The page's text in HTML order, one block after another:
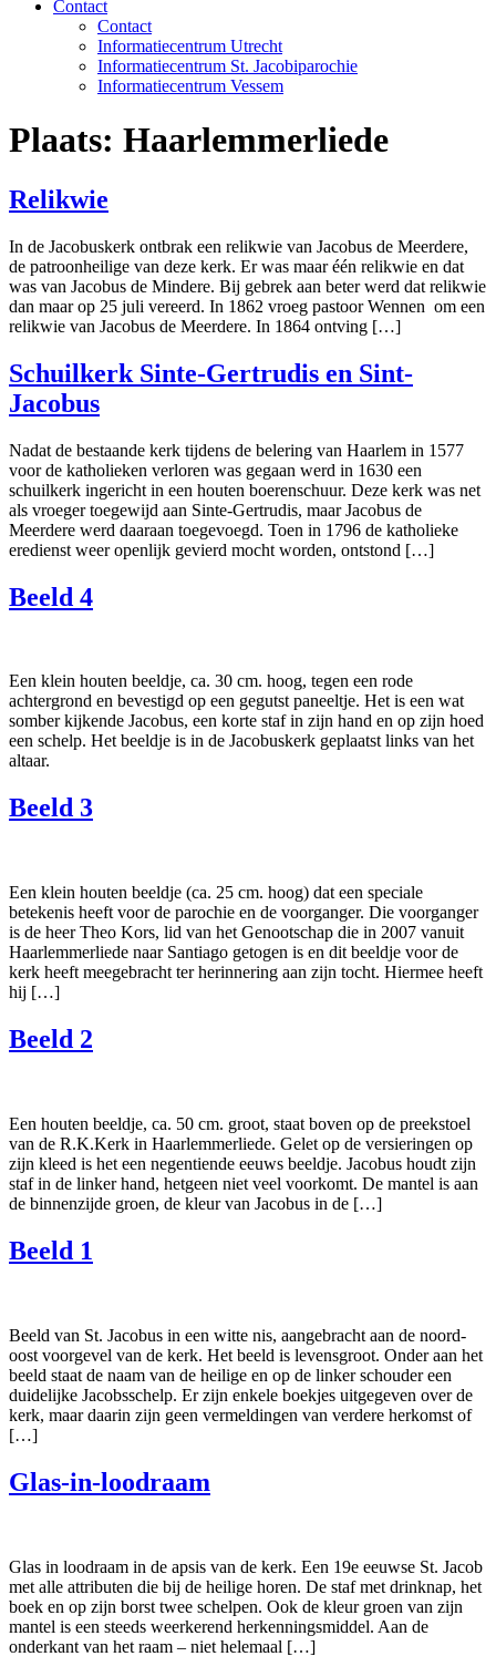
Contact
Contact
Informatiecentrum Utrecht
Informatiecentrum St. Jacobiparochie
Informatiecentrum Vessem
Plaats: Haarlemmerliede
Relikwie
In de Jacobuskerk ontbrak een relikwie van Jacobus de Meerdere,
de patroonheilige van deze kerk. Er was maar één relikwie en dat
was van Jacobus de Mindere. Bij gebrek aan beter werd dat relikwie
dan maar op 25 juli vereerd. In 1862 vroeg pastoor Wennen om een
relikwie van Jacobus de Meerdere. In 1864 ontving […]
Schuilkerk Sinte-Gertrudis en Sint-
Jacobus
Nadat de bestaande kerk tijdens de belering van Haarlem in 1577
voor de katholieken verloren was gegaan werd in 1630 een
schuilkerk ingericht in een houten boerenschuur. Deze kerk was net
als vroeger toegewijd aan Sinte-Gertrudis, maar Jacobus de
Meerdere werd daaraan toegevoegd. Toen in 1796 de katholieke
eredienst weer openlijk gevierd mocht worden, ontstond […]
Beeld 4
Een klein houten beeldje, ca. 30 cm. hoog, tegen een rode
achtergrond en bevestigd op een gegutst paneeltje. Het is een wat
somber kijkende Jacobus, een korte staf in zijn hand en op zijn hoed
een schelp. Het beeldje is in de Jacobuskerk geplaatst links van het
altaar.
Beeld 3
Een klein houten beeldje (ca. 25 cm. hoog) dat een speciale
betekenis heeft voor de parochie en de voorganger. Die voorganger
is de heer Theo Kors, lid van het Genootschap die in 2007 vanuit
Haarlemmerliede naar Santiago getogen is en dit beeldje voor de
kerk heeft meegebracht ter herinnering aan zijn tocht. Hiermee heeft
hij […]
Beeld 2
Een houten beeldje, ca. 50 cm. groot, staat boven op de preekstoel
van de R.K.Kerk in Haarlemmerliede. Gelet op de versieringen op
zijn kleed is het een negentiende eeuws beeldje. Jacobus houdt zijn
staf in de linker hand, hetgeen niet veel voorkomt. De mantel is aan
de binnenzijde groen, de kleur van Jacobus in de […]
Beeld 1
Beeld van St. Jacobus in een witte nis, aangebracht aan de noord-
oost voorgevel van de kerk. Het beeld is levensgroot. Onder aan het
beeld staat de naam van de heilige en op de linker schouder een
duidelijke Jacobsschelp. Er zijn enkele boekjes uitgegeven over de
kerk, maar daarin zijn geen vermeldingen van verdere herkomst of
[…]
Glas-in-loodraam
Glas in loodraam in de apsis van de kerk. Een 19e eeuwse St. Jacob
met alle attributen die bij de heilige horen. De staf met drinknap, het
boek en op zijn borst twee schelpen. Ook de kleur groen van zijn
mantel is een steeds weerkerend herkenningsmiddel. Aan de
onderkant van het raam – niet helemaal […]